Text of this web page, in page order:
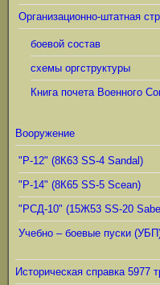
Организационно-штатная
боевой состав
схемы оргструктуры
Книга почета Военного
Вооружение
"Р-12" (8К63 SS-4 Sandal)
"Р-14" (8К65 SS-5 Scean)
"РСД-10" (15Ж53 SS-20
Учебно – боевые пуски
Историческая справка 5977